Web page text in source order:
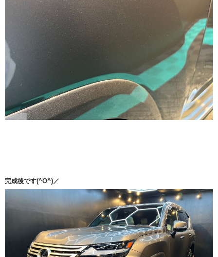
完成後です(^O^)／